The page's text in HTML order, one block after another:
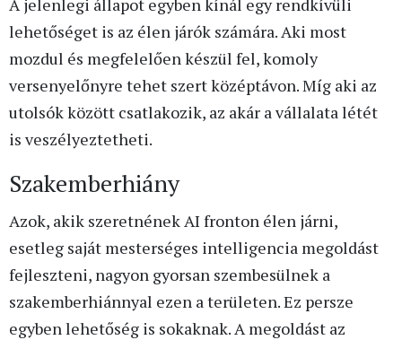
A jelenlegi állapot egyben kínál egy rendkívüli
lehetőséget is az élen járók számára. Aki most
mozdul és megfelelően készül fel, komoly
versenyelőnyre tehet szert középtávon. Míg aki az
utolsók között csatlakozik, az akár a vállalata létét
is veszélyeztetheti.
Szakemberhiány
Azok, akik szeretnének AI fronton élen járni,
esetleg saját mesterséges intelligencia megoldást
fejleszteni, nagyon gyorsan szembesülnek a
szakemberhiánnyal ezen a területen. Ez persze
egyben lehetőség is sokaknak. A megoldást az